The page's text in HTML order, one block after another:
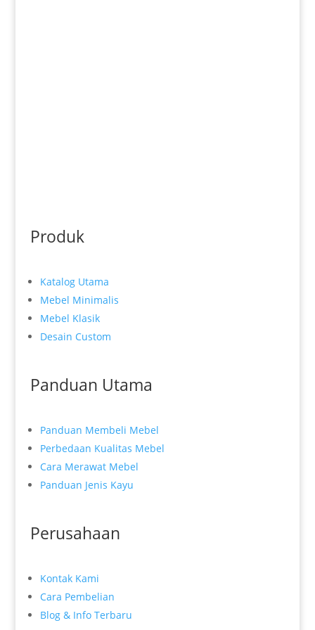
Produk
Katalog Utama
Mebel Minimalis
Mebel Klasik
Desain Custom
Panduan Utama
Panduan Membeli Mebel
Perbedaan Kualitas Mebel
Cara Merawat Mebel
Panduan Jenis Kayu
Perusahaan
Kontak Kami
Cara Pembelian
Blog & Info Terbaru